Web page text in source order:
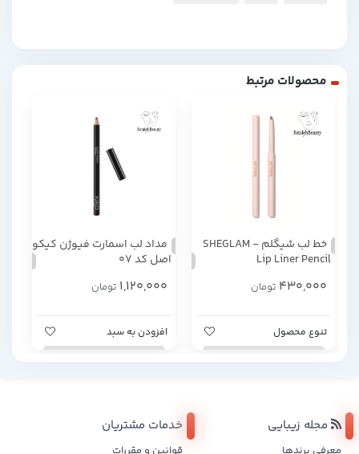
محصولات مرتبط
خط لب شیگلم - SHEGLAM
Lip Liner Pencil
430,000 تومان
تنوع محصول
مداد لب اسمارت فیوژن کیکو
اصل کد 07
1,120,000 تومان
افزودن به سبد
مجله زیبایی خدمات مشتریان